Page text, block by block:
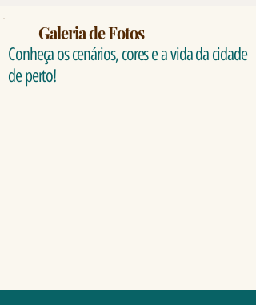
Galeria de Fotos
Conheça os cenários, cores e a vida da cidade
de perto!